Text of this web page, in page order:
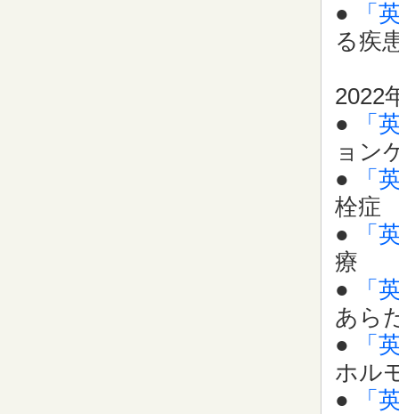
●
「
る疾
2022
●
「
ョン
●
「
栓症
●
「
療
●
「
あら
●
「
ホル
●
「